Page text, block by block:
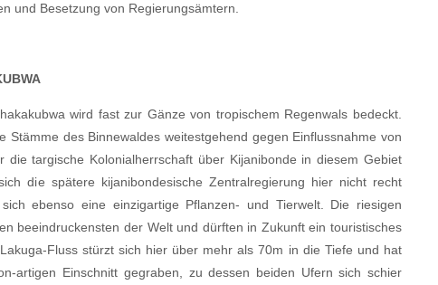
und Besetzung von Regierungsämtern.
wird fast zur Gänze von tropischem Regenwals bedeckt.
Stämme des Binnewaldes weitestgehend gegen Einflussnahme von
targische Kolonialherrschaft über Kijanibonde in diesem Gebiet
die spätere kijanibondesische Zentralregierung hier nicht recht
ebenso eine einzigartige Pflanzen- und Tierwelt. Die riesigen
beeindruckensten der Welt und dürften in Zukunft ein touristisches
Fluss stürzt sich hier über mehr als 70m in die Tiefe und hat
artigen Einschnitt gegraben, zu dessen beiden Ufern sich schier